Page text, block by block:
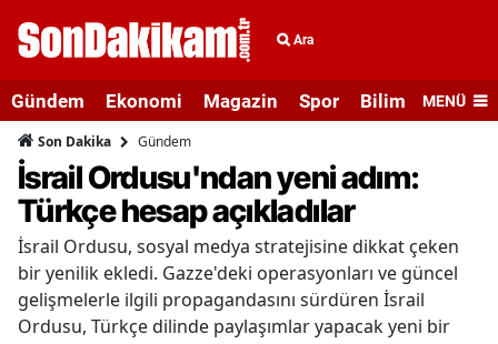
Ara
Gündem Ekonomi Magazin Spor Bilim veMENÜ
Son Dakika Gündem
İsrail Ordusu'ndan yeni adım:
Türkçe hesap açıkladılar
İsrail Ordusu, sosyal medya stratejisine dikkat çeken
bir yenilik ekledi. Gazze'deki operasyonları ve güncel
gelişmelerle ilgili propagandasını sürdüren İsrail
Ordusu, Türkçe dilinde paylaşımlar yapacak yeni bir